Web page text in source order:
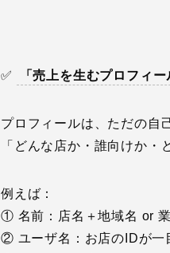
✅ 「売上を生むプロフィ
プロフィールは、ただの自
「どんな店か・誰向けか・
例えば：
① 名前：店名＋地域名 or
② ユーザ名：お店のIDが一